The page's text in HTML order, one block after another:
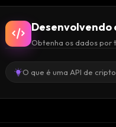
Desenvolvendo
Obtenha os dados por
O que é uma API de